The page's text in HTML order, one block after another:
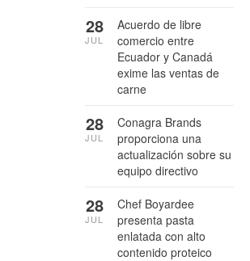
Acuerdo de libre
comercio entre
Ecuador y Canadá
exime las ventas de
carne
28
JUL
Conagra Brands
proporciona una
actualización sobre su
equipo directivo
28
JUL
Chef Boyardee
presenta pasta
enlatada con alto
contenido proteico
28
JUL